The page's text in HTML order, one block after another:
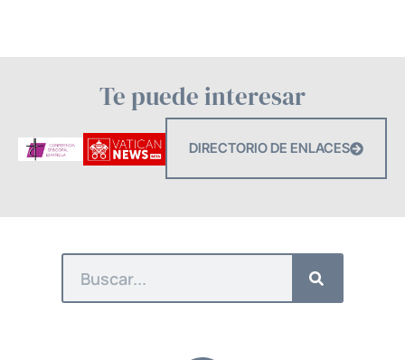
Te puede interesar
DIRECTORIO DE ENLACES